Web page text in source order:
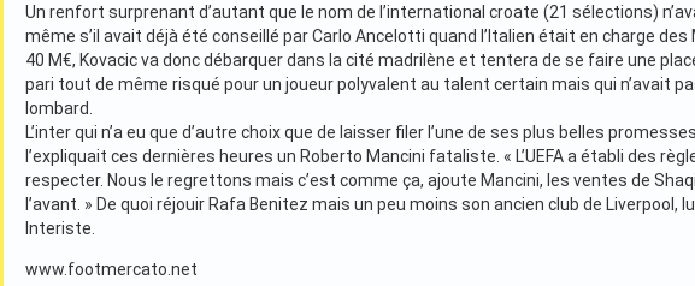
Un renfort surprenant d’autant que le nom de l’international croate (21 sélections)
même s’il avait déjà été conseillé par Carlo Ancelotti quand l’Italien était en charge
40 M€, Kovacic va donc débarquer dans la cité madrilène et tentera de se faire une
pari tout de même risqué pour un joueur polyvalent au talent certain mais qui n’avait
lombard.
L’inter qui n’a eu que d’autre choix que de laisser filer l’une de ses plus belles
l’expliquait ces dernières heures un Roberto Mancini fataliste. « L’UEFA a établi des
respecter. Nous le regrettons mais c’est comme ça, ajoute Mancini, les ventes de
l’avant. » De quoi réjouir Rafa Benitez mais un peu moins son ancien club de
Interiste.
www.footmercato.net